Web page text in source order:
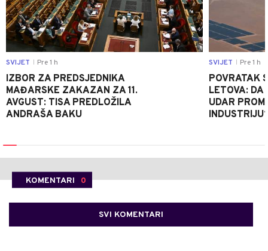
SVIJET Pre 1 h
IZBOR ZA PREDSJEDNIKA
MAĐARSKE ZAKAZAN ZA 11.
AVGUST: TISA PREDLOŽILA
ANDRAŠA BAKU
SVIJET Pre 1 h
POVRATAK
LETOVA: DA
UDAR
KOMENTARI 0
SVI KOMENTARI